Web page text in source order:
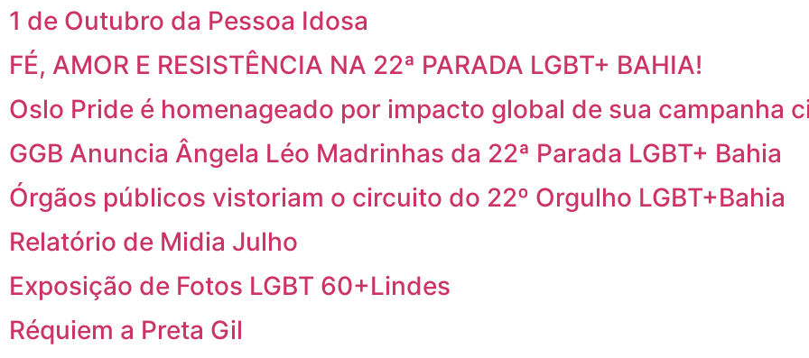
1 de Outubro da Pessoa Idosa
FÉ, AMOR E RESISTÊNCIA NA 22ª PARADA LGBT+ BAHIA!
Oslo Pride é homenageado por impacto global de sua campanha
GGB Anuncia Ângela Léo Madrinhas da 22ª Parada LGBT+ Bahia
Órgãos públicos vistoriam o circuito do 22º Orgulho LGBT+Bahia
Relatório de Midia Julho
Exposição de Fotos LGBT 60+Lindes
Réquiem a Preta Gil